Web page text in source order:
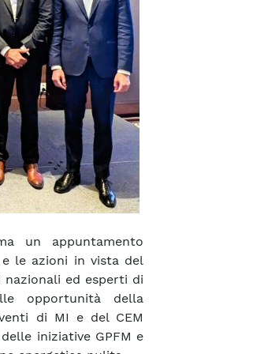
un appuntamento
le azioni in vista del
ed esperti di
opportunità della
di MI e del CEM
iniziative GPFM e